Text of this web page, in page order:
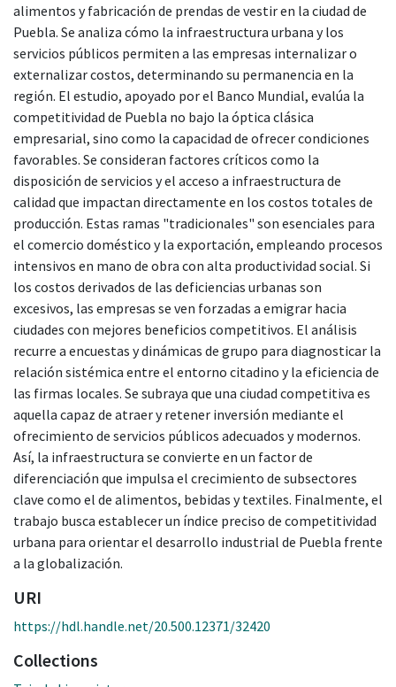
alimentos y fabricación de prendas de vestir en la ciudad de
Puebla. Se analiza cómo la infraestructura urbana y los
servicios públicos permiten a las empresas internalizar o
externalizar costos, determinando su permanencia en la
región. El estudio, apoyado por el Banco Mundial, evalúa la
competitividad de Puebla no bajo la óptica clásica
empresarial, sino como la capacidad de ofrecer condiciones
favorables. Se consideran factores críticos como la
disposición de servicios y el acceso a infraestructura de
calidad que impactan directamente en los costos totales de
producción. Estas ramas "tradicionales" son esenciales para
el comercio doméstico y la exportación, empleando procesos
intensivos en mano de obra con alta productividad social. Si
los costos derivados de las deficiencias urbanas son
excesivos, las empresas se ven forzadas a emigrar hacia
ciudades con mejores beneficios competitivos. El análisis
recurre a encuestas y dinámicas de grupo para diagnosticar la
relación sistémica entre el entorno citadino y la eficiencia de
las firmas locales. Se subraya que una ciudad competitiva es
aquella capaz de atraer y retener inversión mediante el
ofrecimiento de servicios públicos adecuados y modernos.
Así, la infraestructura se convierte en un factor de
diferenciación que impulsa el crecimiento de subsectores
clave como el de alimentos, bebidas y textiles. Finalmente, el
trabajo busca establecer un índice preciso de competitividad
urbana para orientar el desarrollo industrial de Puebla frente
a la globalización.
URI
https://hdl.handle.net/20.500.12371/32420
Collections